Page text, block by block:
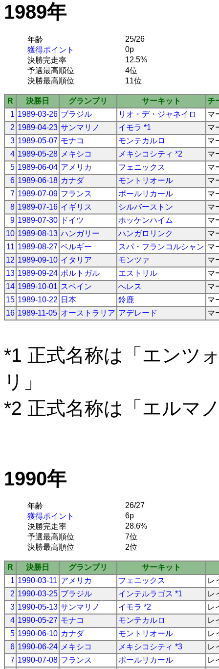
1989年
年齢
25/26
獲得ポイント
0p
決勝完走率
12.5%
予選最高順位
4位
決勝最高順位
11位
R 決勝日 グランプリ サーキット
チ
1 1989-03-26 ブラジル リオ・デ・ジャネイロ
マ
2 1989-04-23 サンマリノ イモラ *1
マ
3 1989-05-07 モナコ モンテカルロ
マ
4 1989-05-28 メキシコ メキシコシティ *2
マ
5 1989-06-04 アメリカ フェニックス
マ
6 1989-06-18 カナダ モントリオール
マ
7 1989-07-09 フランス ポールリカール
マ
8 1989-07-16 イギリス シルバーストン
マ
9 1989-07-30 ドイツ ホッケンハイム
マ
10 1989-08-13 ハンガリー ハンガロリンク
マ
11 1989-08-27 ベルギー スパ・フランコルシャン マ
12 1989-09-10 イタリア モンツァ
マ
13 1989-09-24 ポルトガル エストリル
マ
14 1989-10-01 スペイン へレス
マ
15 1989-10-22 日本 鈴鹿
マ
16 1989-11-05 オーストラリア アデレード マ
*1 正式名称は「エンツ
リ」
*2 正式名称は「エルマ
1990年
年齢
26/27
獲得ポイント
6p
決勝完走率
28.6%
予選最高順位
7位
決勝最高順位
2位
R 決勝日 グランプリ
サーキット
1 1990-03-11 アメリカ フェニックス
レ
2 1990-03-25 ブラジル インテルラゴス *1
レ
3 1990-05-13 サンマリノ イモラ *2
レ
4 1990-05-27 モナコ モンテカルロ
レ
5 1990-06-10 カナダ モントリオール
レ
6 1990-06-24 メキシコ メキシコシティ *3
レ
7 1990-07-08 フランス ポールリカール レ